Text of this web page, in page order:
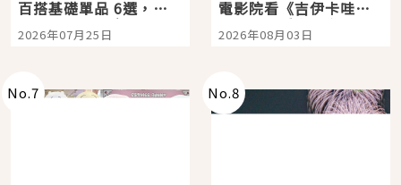
百搭基礎單品 6選，閉
眼全收也不心疼
2026年07月25日
電影院看《吉伊卡哇》
嗎？日本重金屬樂團
「打首」會長與nagano
2026年08月03日
No.7 No.8